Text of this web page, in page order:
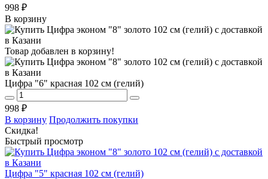
998 ₽
В корзину
Товар добавлен в корзину!
Цифра "6" красная 102 см (гелий)
998 ₽
В корзину Продолжить покупки
Скидка!
Быстрый просмотр
Цифра "5" красная 102 см (гелий)